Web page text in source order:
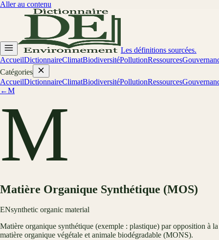
Aller au contenu
Les définitions sourcées.
AccueilDictionnaireClimatBiodiversitéPollutionRessources
Catégories
AccueilDictionnaireClimatBiodiversitéPollutionRessources
←M
M
Matière Organique Synthétique (MOS)
ENsynthetic organic material
Matière organique synthétique (exemple : plastique) par opposition à la
matière organique végétale et animale biodégradable (MONS).